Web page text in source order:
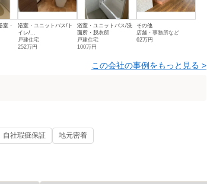
室・
浴室・ユニットバス/ト
イレ/...
戸建住宅
252万円
浴室・ユニットバス/洗
面所・脱衣所
戸建住宅
100万円
その他
店舗・事務所など
62万円
この会社の事例をもっと見る >
自社瑕疵保証 地元密着